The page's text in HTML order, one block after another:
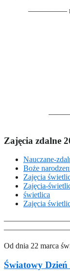
—————
Zajęcia zdalne
Nauczane-
Boże
Zajęcia
Zajęcia-
świetlica
Zajęcia
—————————–
Od dnia 22 marca
Światowy